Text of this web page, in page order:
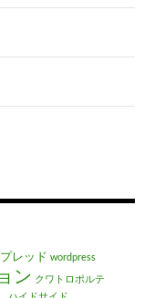
レッド wordpress
ン クワトロポルテ